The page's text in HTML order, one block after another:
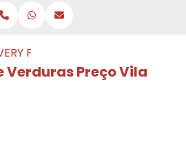
FRUTAS E VERDURAS PREÇO
Verduras Preço Vila